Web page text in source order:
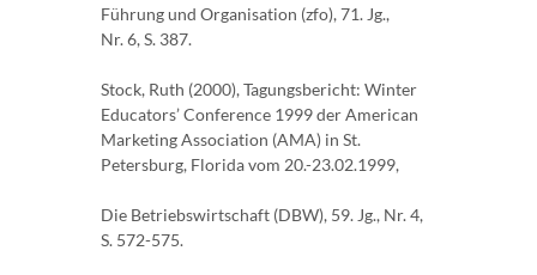
Führung und Organisation (zfo), 71. Jg.,
Nr. 6, S. 387.
Stock, Ruth (2000), Tagungsbericht: Winter
Educators’ Conference 1999 der American
Marketing Association (AMA) in St.
Petersburg, Florida vom 20.-23.02.1999,
Die Betriebswirtschaft (DBW), 59. Jg., Nr. 4,
S. 572-575.